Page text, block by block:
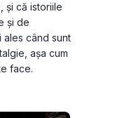
și că istoriile
și de
când sunt
așa cum
face.